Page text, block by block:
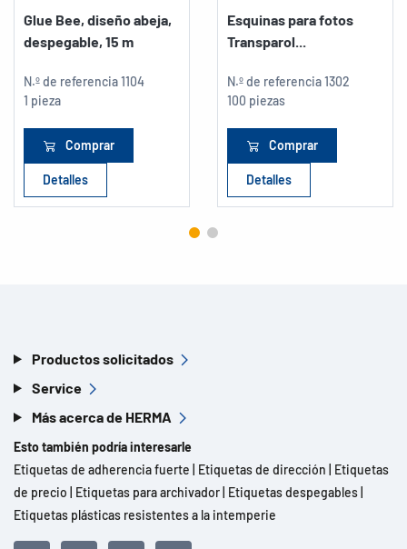
Glue Bee, diseño abeja,
despegable, 15 m
N.º de referencia1104
1 pieza
Comprar
Detalles
Esquinas para fotos
Transparol...
N.º de referencia1302
100 piezas
Comprar
Detalles
Productos solicitados
Service
Más acerca de HERMA
Esto también podría interesarle
Etiquetas de adherencia fuerte
Etiquetas de dirección
Etiquetas
de precio
Etiquetas para archivador Etiquetas despegables
Etiquetas plásticas resistentes a la intemperie